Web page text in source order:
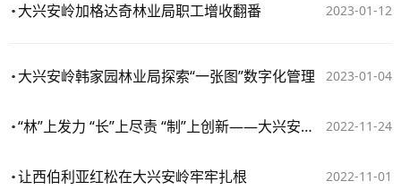
2023-01-12
大兴安岭加格达奇林业局职工增收翻番
2023-01-04
大兴安岭韩家园林业局探索“一张图”数字化管理
2022-11-24
“林”上发力 “长”上尽责 “制”上创新——大兴安岭图强林业局全面推进“林长制”工作纪实
2022-11-01
让西伯利亚红松在大兴安岭牢牢扎根